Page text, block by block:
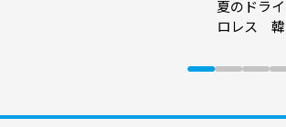
夏のドラ
ロレス 韓